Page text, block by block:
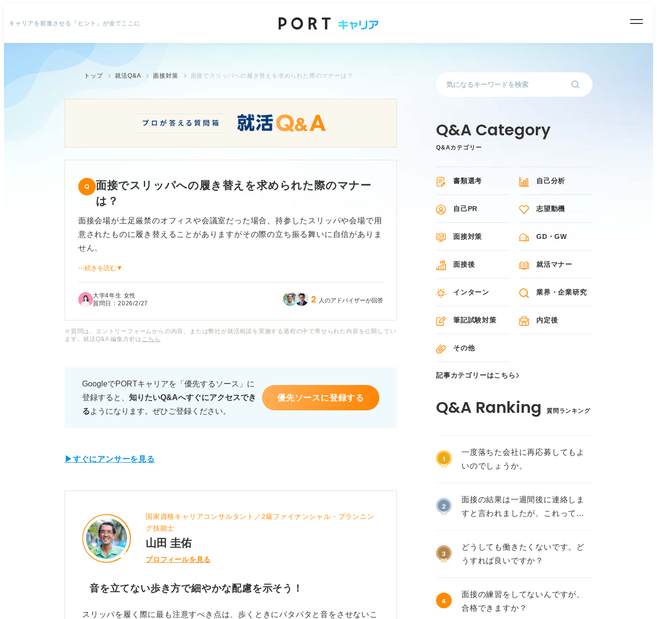
キャリアを前進させる「ヒント」が全てここに
トップ 就活Q&A 面接対策 面接でスリッパへの履き替えを求められた際のマナーは？
面接でスリッパへの履き替えを求められた際のマナー
は？
面接会場が土足厳禁のオフィスや会議室だった場合、持参したスリッパや会場で用
意されたものに履き替えることがありますがその際の立ち振る舞いに自信がありま
せん。
担当者はどのようなポイントをチェックしているのでしょうか？
玄関や受付でのスムーズな履き替えマナーから、スリッパ着用の面接で意識すべき
足元の作法についてアドバイスをお願いします。
⋯続きを読む▼
大学4年生 女性
質問日：2026/2/27 2 人のアドバイザーが回答
※質問は、エントリーフォームからの内容、または弊社が就活相談を実施する過程の中で寄せられた内容を公開してい
ます。就活Q&A 編集方針は こちら
GoogleでPORTキャリアを「優先するソース」に
登録すると、 知りたいQ&Aへすぐにアクセスでき
るようになります。ぜひご登録ください。
優先ソースに登録する
▶すぐにアンサーを見る
国家資格キャリアコンサルタント／2級ファイナンシャル・プランニン
グ技能士
山田 圭佑
プロフィールを見る
音を立てない歩き方で細やかな配慮を示そう！
スリッパを履く際に最も注意すべき点は、歩くときにパタパタと音をさせないこ
Q&Aカテゴリー
書類選考 自己分析
自己PR 志望動機
面接対策 GD・GW
面接後 就活マナー
インターン 業界・企業研究
筆記試験対策 内定後
その他
記事カテゴリーはこちら
質問ランキング
1
一度落ちた会社に再応募してもよ
いのでしょうか。
2
面接の結果は一週間後に連絡しま
すと言われましたが、これって不
3
どうしても働きたくないです。ど
うすれば良いですか？
4
面接の練習をしてないんですが、
合格できますか？